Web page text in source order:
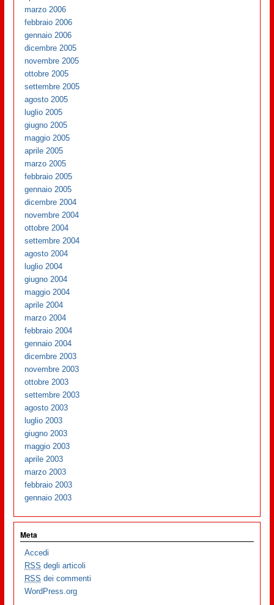
marzo 2006
febbraio 2006
gennaio 2006
dicembre 2005
novembre 2005
ottobre 2005
settembre 2005
agosto 2005
luglio 2005
giugno 2005
maggio 2005
aprile 2005
marzo 2005
febbraio 2005
gennaio 2005
dicembre 2004
novembre 2004
ottobre 2004
settembre 2004
agosto 2004
luglio 2004
giugno 2004
maggio 2004
aprile 2004
marzo 2004
febbraio 2004
gennaio 2004
dicembre 2003
novembre 2003
ottobre 2003
settembre 2003
agosto 2003
luglio 2003
giugno 2003
maggio 2003
aprile 2003
marzo 2003
febbraio 2003
gennaio 2003
Meta
Accedi
RSS degli articoli
RSS dei commenti
WordPress.org